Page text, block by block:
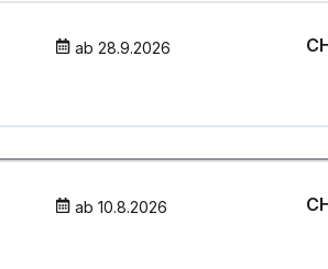
ab 28.9.2026
ab 10.8.2026